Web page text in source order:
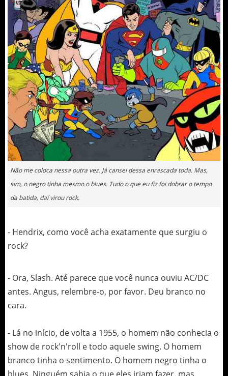
Não me coloca nessa outra vez. Já cansei dessa enrascada toda. Mas,
sim, o negro tinha mesmo o blues. Tudo o que eu fiz foi dobrar o tempo
da batida, daí virou rock.
- Hendrix, como você acha exatamente que surgiu o
rock?
- Ora, Slash. Até parece que você nunca ouviu AC/DC
antes. Angus, relembre-o, por favor. Deu branco no
cara.
- Lá no início, de volta a 1955, o homem não conhecia o
show de rock'n'roll e todo aquele swing. O homem
branco tinha o sentimento. O homem negro tinha o